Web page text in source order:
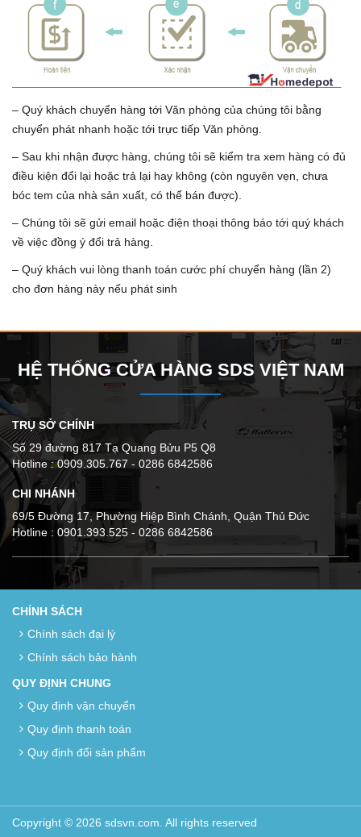
– Quý khách chuyển hàng tới Văn phòng của chúng tôi bằng
chuyển phát nhanh hoặc tới trực tiếp Văn phòng.
– Sau khi nhận được hàng, chúng tôi sẽ kiểm tra xem hàng có đủ
điều kiện đổi lại hoặc trả lại hay không (còn nguyên vẹn, chưa
bóc tem của nhà sản xuất, có thể bán được).
– Chúng tôi sẽ gửi email hoặc điện thoại thông báo tới quý khách
về việc đồng ý đổi trả hàng.
– Quý khách vui lòng thanh toán cước phí chuyển hàng (lần 2)
cho đơn hàng này nếu phát sinh
HỆ THỐNG CỬA HÀNG SDS VIỆT NAM
TRỤ SỞ CHÍNH
Số 29 đường 817 Tạ Quang Bửu P5 Q8
Hotline : 0909.305.767 - 0286 6842586
CHI NHÁNH
69/5 Đường 17, Phường Hiệp Bình Chánh, Quận Thủ Đức
Hotline : 0901.393.525 - 0286 6842586
CHÍNH SÁCH
Chính sách đại lý
Chính sách bảo hành
QUY ĐỊNH CHUNG
Quy định vận chuyển
Quy định thanh toán
Quy định đổi sản phẩm
Copyright © 2026 sdsvn.com. All rights reserved